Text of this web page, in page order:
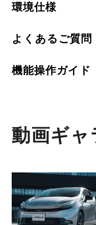
環境仕様
よくあるご質問
機能操作ガイド
動画ギャ